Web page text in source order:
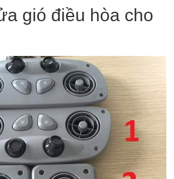
gió điều hòa cho